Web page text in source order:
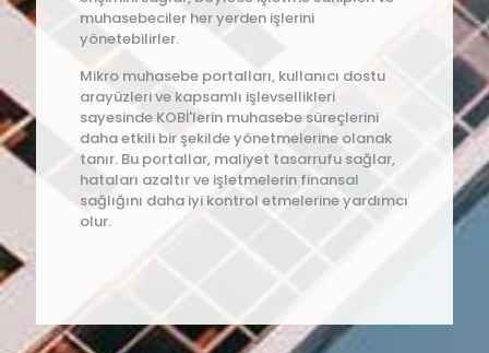
muhasebeciler her yerden işlerini
yönetebilirler.
Mikro muhasebe portalları, kullanıcı dostu
arayüzleri ve kapsamlı işlevsellikleri
sayesinde KOBİ'lerin muhasebe süreçlerini
daha etkili bir şekilde yönetmelerine olanak
tanır. Bu portallar, maliyet tasarrufu sağlar,
hataları azaltır ve işletmelerin finansal
sağlığını daha iyi kontrol etmelerine yardımcı
olur.